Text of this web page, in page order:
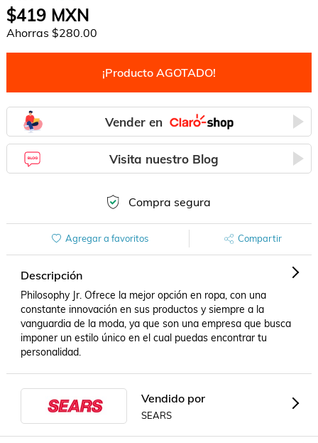
$419MXN
Ahorras $280.00
¡Producto AGOTADO!
Vender en
Visita nuestro Blog
Compra segura
Agregar a favoritos Compartir
Descripción
Philosophy Jr. Ofrece la mejor opción en ropa, con una
constante innovación en sus productos y siempre a la
vanguardia de la moda, ya que son una empresa que busca
imponer un estilo único en el cual puedas encontrar tu
personalidad.
Vendido por
SEARS